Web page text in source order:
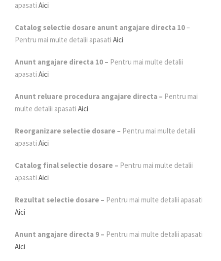
apasati Aici
Catalog selectie dosare anunt angajare directa 10–
Pentru mai multe detalii apasati Aici
Anunt angajare directa 10 – Pentru mai multe detalii
apasati Aici
Anunt reluare procedura angajare directa – Pentru mai
multe detalii apasati Aici
Reorganizare selectie dosare – Pentru mai multe detalii
apasati Aici
Catalog final selectie dosare – Pentru mai multe detalii
apasati Aici
Rezultat selectie dosare – Pentru mai multe detalii apasati
Aici
Anunt angajare directa 9 – Pentru mai multe detalii apasati
Aici